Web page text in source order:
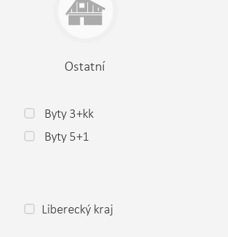
Ostatní
Byty 3+kk
Byty 5+1
Liberecký kraj